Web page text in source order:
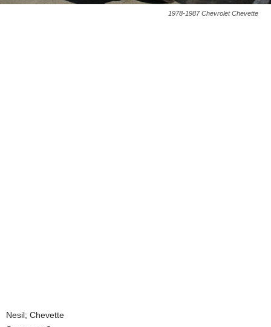
1978-1987 Chevrolet Chevette
Nesil; Chevette